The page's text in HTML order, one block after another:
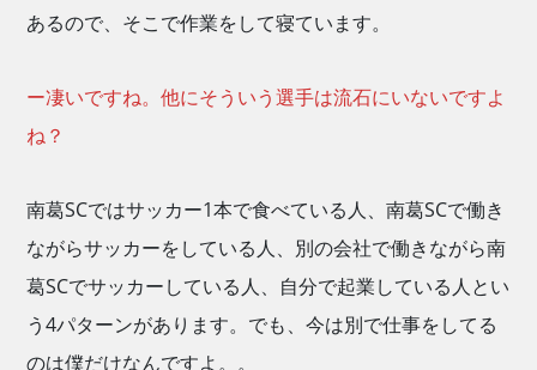
あるので、そこで作業をして寝ています。
ー凄いですね。他にそういう選手は流石にいないですよ
ね？
南葛SCではサッカー1本で食べている人、南葛SCで働き
ながらサッカーをしている人、別の会社で働きながら南
葛SCでサッカーしている人、自分で起業している人とい
う4パターンがあります。でも、今は別で仕事をしてる
のは僕だけなんですよ。。